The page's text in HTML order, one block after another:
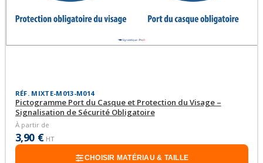
RÉF. MIXTE-M013-M014
Pictogramme Port du Casque et Protection du Visage –
Signalisation de Sécurité Obligatoire
À partir de
3,90 € HT
CHOISIR MATÉRIAU & TAILLE